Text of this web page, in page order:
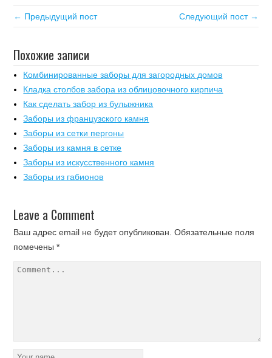
← Предыдущий пост Следующий пост →
Похожие записи
Комбинированные заборы для загородных домов
Кладка столбов забора из облицовочного кирпича
Как сделать забор из булыжника
Заборы из французского камня
Заборы из сетки пергоны
Заборы из камня в сетке
Заборы из искусственного камня
Заборы из габионов
Leave a Comment
Ваш адрес email не будет опубликован. Обязательные поля
помечены*